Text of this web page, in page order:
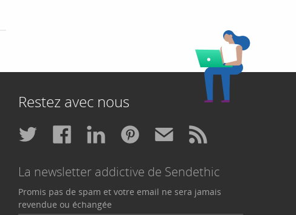
Restez avec nous
La newsletter addictive de Sendethic
Promis pas de spam et votre email ne sera jamais
revendue ou échangée